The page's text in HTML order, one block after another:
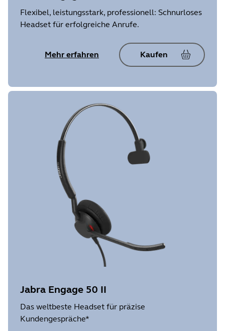
Flexibel, leistungsstark, professionell: Schnurloses
Headset für erfolgreiche Anrufe.
Mehr erfahren Kaufen
Jabra Engage 50 II
Das weltbeste Headset für präzise
Kundengespräche*